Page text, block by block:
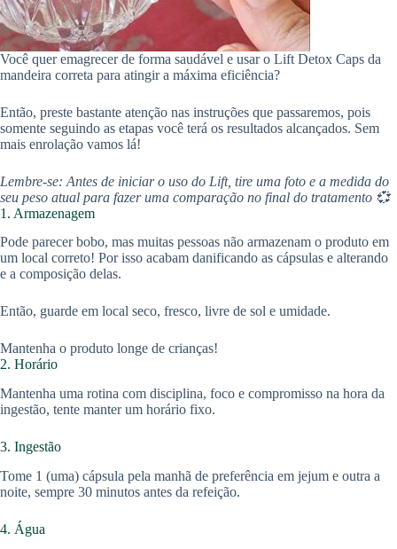
Você quer emagrecer de forma saudável e usar o Lift Detox Caps da
mandeira correta para atingir a máxima eficiência?
Então, preste bastante atenção nas instruções que passaremos, pois
somente seguindo as etapas você terá os resultados alcançados. Sem
mais enrolação vamos lá!
Lembre-se: Antes de iniciar o uso do Lift, tire uma foto e a medida do
seu peso atual para fazer uma comparação no final do tratamento 💞
1. Armazenagem
Pode parecer bobo, mas muitas pessoas não armazenam o produto em
um local correto! Por isso acabam danificando as cápsulas e alterando
e a composição delas.
Então, guarde em local seco, fresco, livre de sol e umidade.
Mantenha o produto longe de crianças!
2. Horário
Mantenha uma rotina com disciplina, foco e compromisso na hora da
ingestão, tente manter um horário fixo.
3. Ingestão
Tome 1 (uma) cápsula pela manhã de preferência em jejum e outra a
noite, sempre 30 minutos antes da refeição.
4. Água